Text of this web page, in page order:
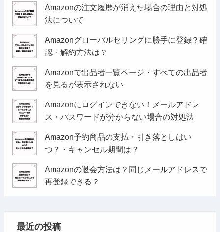
Amazonの注文履歴が消えた場合の理由と対処
法について
Amazonグローバルセリングに勝手に登録？確
認・解約方法は？
Amazonで出品者一覧ページ・すべての出品者
を見るが表示されない
Amazonにログインできない！メールアドレ
ス・パスワードが分からない場合の対処法
Amazon予約商品の支払・引き落としはい
つ？・キャンセル期間は？
Amazonの退会方法は？同じメールアドレスで
再登録できる？
最近の投稿